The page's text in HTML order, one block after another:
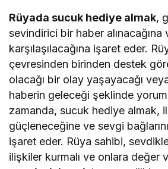
Rüyada sucuk hediye almak,
sevindirici bir haber
karşılaşılacağına işaret eder.
çevresinden birinden destek
olacağı bir olay yaşayacağı
haberin geleceği şeklinde
zamanda, sucuk hediye almak,
güçleneceğine ve sevgi
işaret eder. Rüya sahibi,
ilişkiler kurmalı ve onlara değer